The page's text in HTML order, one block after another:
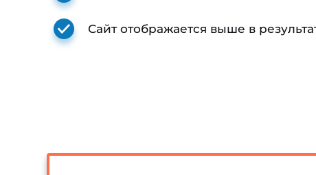
Сайт отображается выше в